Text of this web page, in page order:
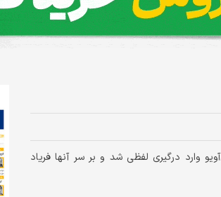
وارد درگیری لفظی شد و بر سر آنها فریاد